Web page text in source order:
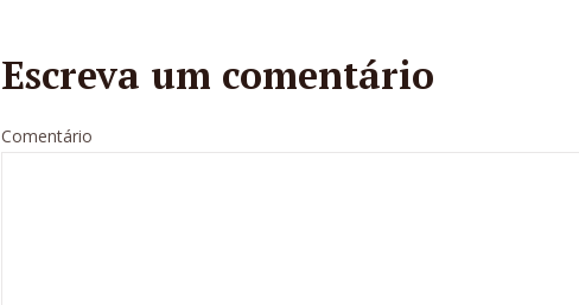
Escreva um comentário
Comentário